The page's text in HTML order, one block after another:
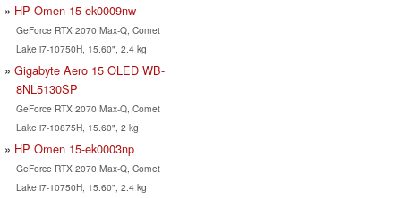
HP Omen 15-ek0009nw
GeForce RTX 2070 Max-Q, Comet
Lake i7-10750H, 15.60", 2.4 kg
Gigabyte Aero 15 OLED WB-
8NL5130SP
GeForce RTX 2070 Max-Q, Comet
Lake i7-10875H, 15.60", 2 kg
HP Omen 15-ek0003np
GeForce RTX 2070 Max-Q, Comet
Lake i7-10750H, 15.60", 2.4 kg